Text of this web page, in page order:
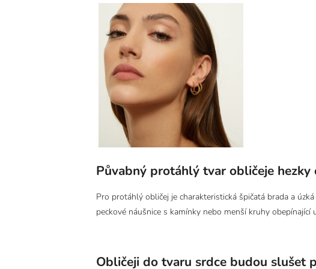
Půvabný protáhlý tvar obličeje
Pro protáhlý obličej je charakteristická špičatá brada a
peckové náušnice s kamínky nebo menší kruhy
Obličeji do tvaru srdce budou slušet